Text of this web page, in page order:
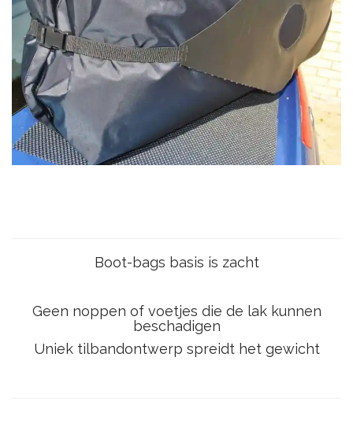
Boot-bags basis is zacht
Geen noppen of voetjes die de lak kunnen
beschadigen
Uniek tilbandontwerp spreidt het gewicht